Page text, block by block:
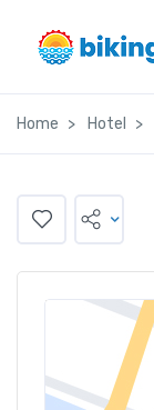
Home Hotel